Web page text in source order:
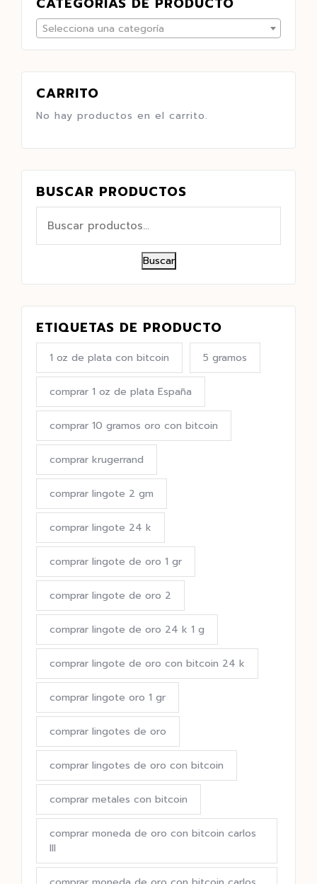
Selecciona una categoría
CARRITO
No hay productos en el carrito.
BUSCAR PRODUCTOS
Buscar
ETIQUETAS DE PRODUCTO
1 oz de plata con bitcoin 5 gramos
comprar 1 oz de plata España
comprar 10 gramos oro con bitcoin
comprar krugerrand
comprar lingote 2 gm
comprar lingote 24 k
comprar lingote de oro 1 gr
comprar lingote de oro 2
comprar lingote de oro 24 k 1 g
comprar lingote de oro con bitcoin 24 k
comprar lingote oro 1 gr
comprar lingotes de oro
comprar lingotes de oro con bitcoin
comprar metales con bitcoin
comprar moneda de oro con bitcoin carlos
III